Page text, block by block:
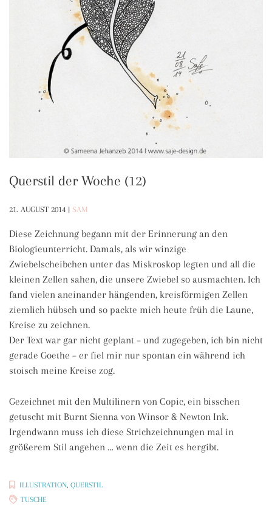
Querstil der Woche (12)
21. AUGUST 2014 | SAM
Diese Zeichnung begann mit der Erinnerung an den
Biologieunterricht. Damals, als wir winzige
Zwiebelscheibchen unter das Miskroskop legten und all die
kleinen Zellen sahen, die unsere Zwiebel so ausmachten. Ich
fand vielen aneinander hängenden, kreisförmigen Zellen
ziemlich hübsch und so packte mich heute früh die Laune,
Kreise zu zeichnen.
Der Text war gar nicht geplant – und zugegeben, ich bin nicht
gerade Goethe – er fiel mir nur spontan ein während ich
stoisch meine Kreise zog.
Gezeichnet mit den Multilinern von Copic, ein bisschen
getuscht mit Burnt Sienna von Winsor & Newton Ink.
Irgendwann muss ich diese Strichzeichnungen mal in
größerem Stil angehen … wenn die Zeit es hergibt.
ILLUSTRATION, QUERSTIL
TUSCHE